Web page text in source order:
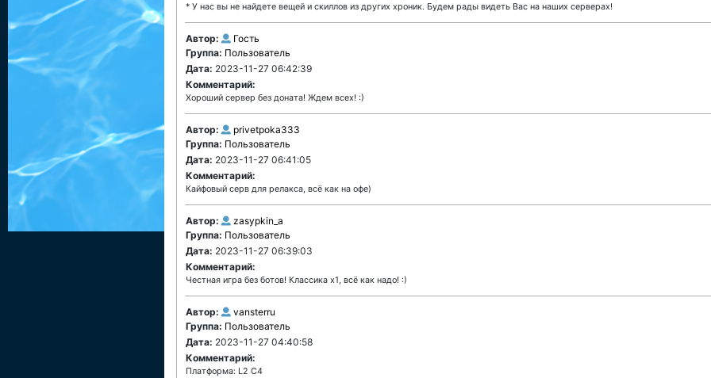
* У нас вы не найдете вещей и скиллов из других хроник. Будем рады видеть Вас на наших серверах!
Автор:
Гость
Группа: Пользователь
Дата: 2023-11-27 06:42:39
Комментарий:
Хороший сервер без доната! Ждем всех! :)
Автор:
privetpoka333
Группа: Пользователь
Дата: 2023-11-27 06:41:05
Комментарий:
Кайфовый серв для релакса, всё как на офе)
Автор:
zasypkin_a
Группа: Пользователь
Дата: 2023-11-27 06:39:03
Комментарий:
Честная игра без ботов! Классика х1, всё как надо! :)
Автор:
vansterru
Группа: Пользователь
Дата: 2023-11-27 04:40:58
Комментарий:
Платформа: L2 C4